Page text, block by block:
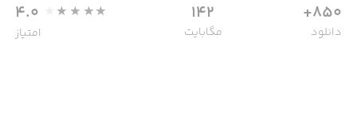
850+
دانلود
142
مگابایت
4.0
امتیاز